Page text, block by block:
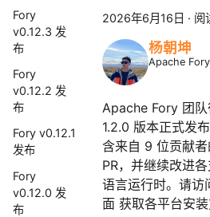
Fory
v0.12.3 发
布
Fory
v0.12.2 发
布
Fory v0.12.1
发布
Fory
v0.12.0 发
布
2026年6月16日 · 阅
杨朝坤
Apache
Apache Fory 团队
1.2.0 版本正式发
含来自 9 位贡献
PR，并继续改进
语言运行时。请访
面 获取各平台安装